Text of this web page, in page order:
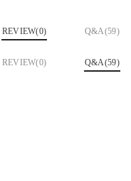
REVIEW(0) Q&A(59)
REVIEW(0) Q&A(59)